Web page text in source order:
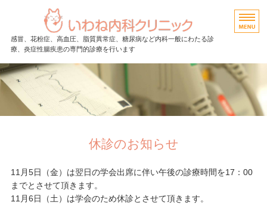
埼玉県行田市
感冒、花粉症、高血圧、脂質異常症、糖尿病など内科一般にわたる診
療、炎症性腸疾患の専門的診療を行います
ホーム
お知らせ
求人案内
休診のお知らせ
11月5日（金）は翌日の学会出席に伴い午後の診療時間を17：00
までとさせて頂きます。
11月6日（土）は学会のため休診とさせて頂きます。